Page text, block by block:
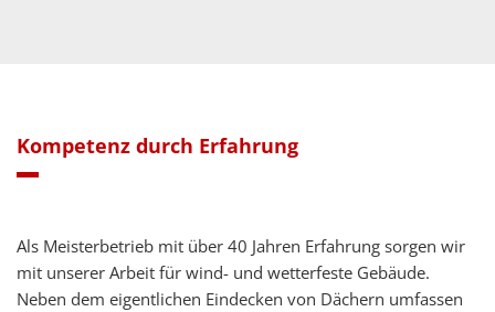
Kompetenz durch Erfahrung
Als Meisterbetrieb mit über 40 Jahren Erfahrung sorgen wir
mit unserer Arbeit für wind- und wetterfeste Gebäude.
Neben dem eigentlichen Eindecken von Dächern umfassen